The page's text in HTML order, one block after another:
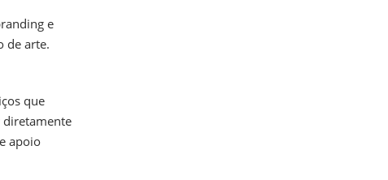
e
de arte.
que
diretamente
apoio